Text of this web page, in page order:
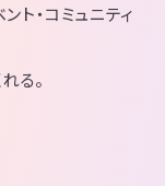
ト・コミュニティ
る。